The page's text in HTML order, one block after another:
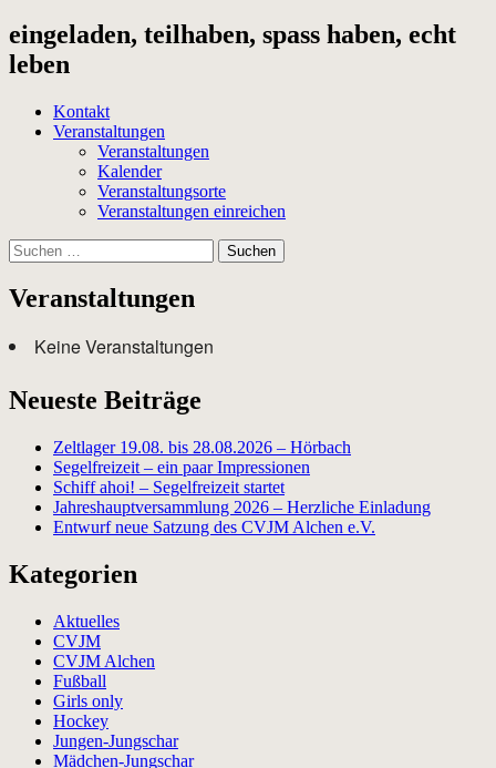
eingeladen, teilhaben, spass haben, echt
leben
Kontakt
Veranstaltungen
Veranstaltungen
Kalender
Veranstaltungsorte
Veranstaltungen einreichen
Suchen
nach:
Veranstaltungen
Keine Veranstaltungen
Neueste Beiträge
Zeltlager 19.08. bis 28.08.2026 – Hörbach
Segelfreizeit – ein paar Impressionen
Schiff ahoi! – Segelfreizeit startet
Jahreshauptversammlung 2026 – Herzliche Einladung
Entwurf neue Satzung des CVJM Alchen e.V.
Kategorien
Aktuelles
CVJM
CVJM Alchen
Fußball
Girls only
Hockey
Jungen-Jungschar
Mädchen-Jungschar